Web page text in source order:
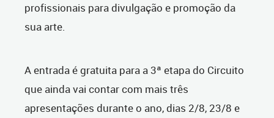
profissionais para divulgação e promoção da
sua arte.
A entrada é gratuita para a 3ª etapa do Circuito
que ainda vai contar com mais três
apresentações durante o ano, dias 2/8, 23/8 e